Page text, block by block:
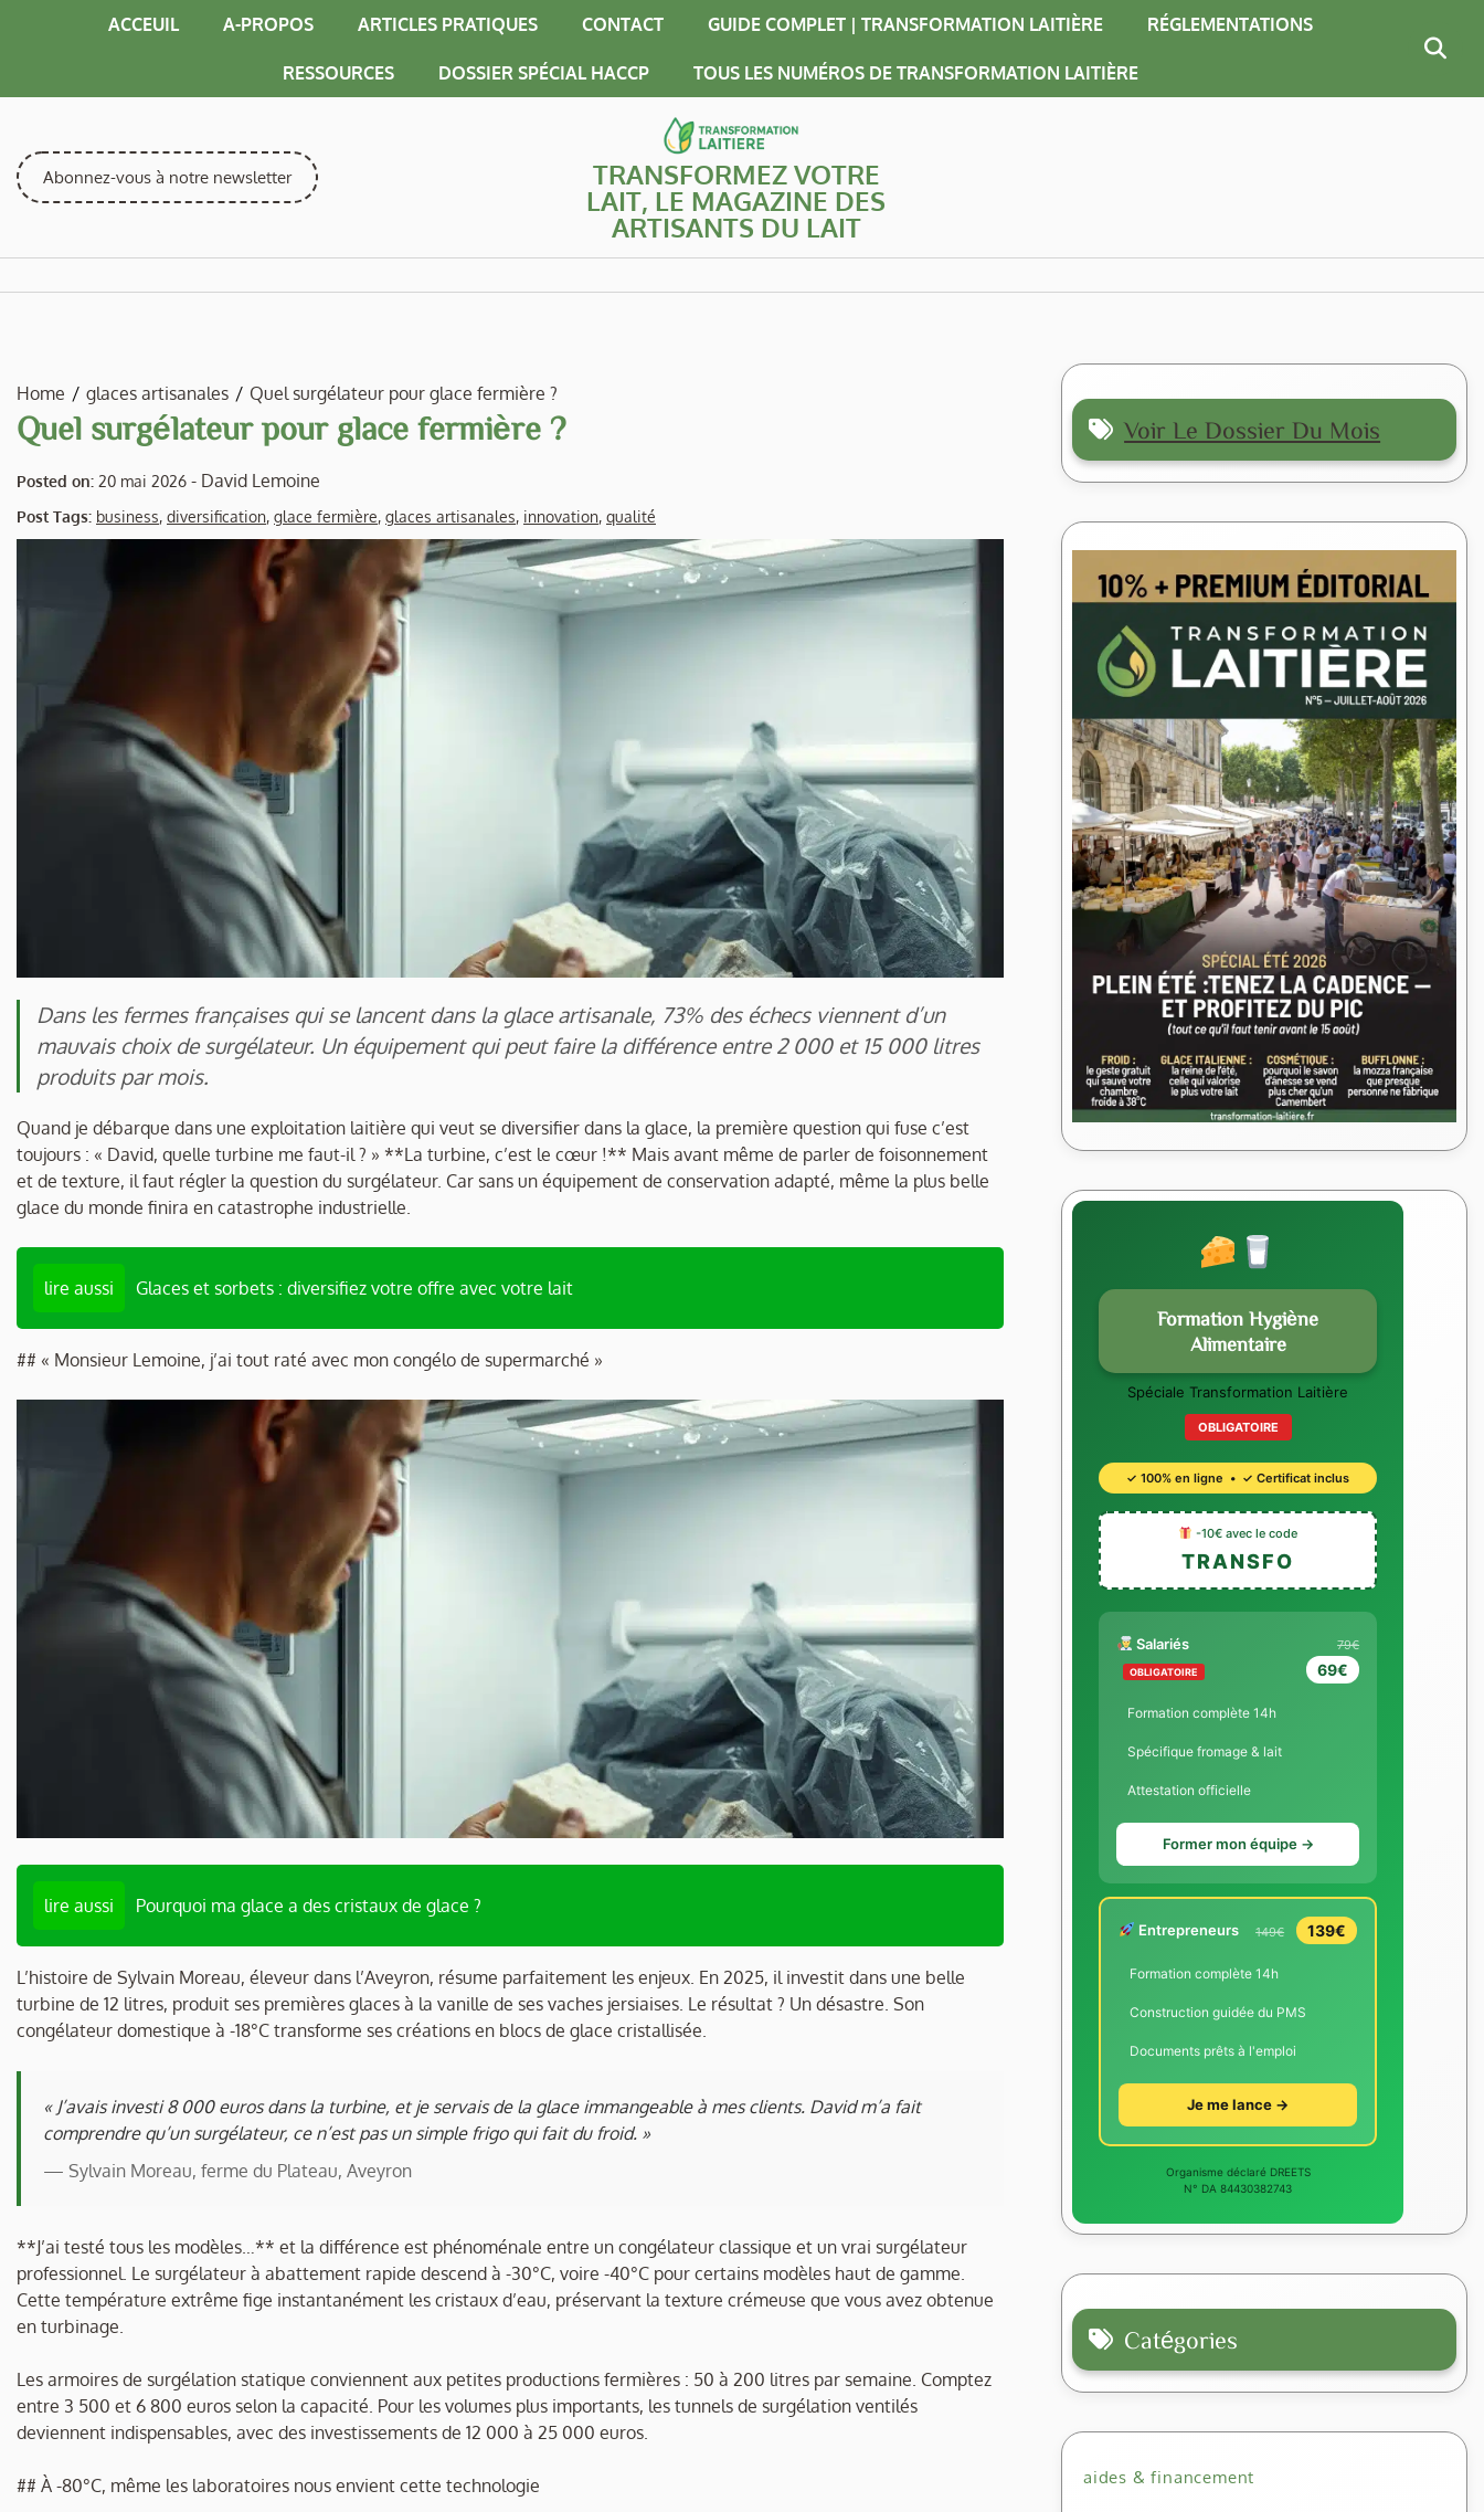
ACCEUIL A-PROPOS ARTICLES PRATIQUES CONTACT GUIDE COMPLET | TRANSFORMATION LAITIÈRE RÉGLEMENTATIONS
RESSOURCES DOSSIER SPÉCIAL HACCP TOUS LES NUMÉROS DE TRANSFORMATION LAITIÈRE
Abonnez-vous à notre newsletter TRANSFORMEZ VOTRE
LAIT, LE MAGAZINE DES
ARTISANTS DU LAIT
Home glaces artisanales Quel surgélateur pour glace fermière ?
Quel surgélateur pour glace fermière ?
Posted on: 20 mai 2026 - David Lemoine
Post Tags: business, diversification, glace fermière, glaces artisanales, innovation, qualité
Dans les fermes françaises qui se lancent dans la glace artisanale, 73% des échecs viennent d’un
mauvais choix de surgélateur. Un équipement qui peut faire la différence entre 2 000 et 15 000 litres
produits par mois.
Quand je débarque dans une exploitation laitière qui veut se diversifier dans la glace, la première question qui fuse c’est
toujours : « David, quelle turbine me faut-il ? » **La turbine, c’est le cœur !** Mais avant même de parler de foisonnement
et de texture, il faut régler la question du surgélateur. Car sans un équipement de conservation adapté, même la plus belle
glace du monde finira en catastrophe industrielle.
lire aussi Glaces et sorbets : diversifiez votre offre avec votre lait
## « Monsieur Lemoine, j’ai tout raté avec mon congélo de supermarché »
lire aussi Pourquoi ma glace a des cristaux de glace ?
L’histoire de Sylvain Moreau, éleveur dans l’Aveyron, résume parfaitement les enjeux. En 2025, il investit dans une belle
turbine de 12 litres, produit ses premières glaces à la vanille de ses vaches jersiaises. Le résultat ? Un désastre. Son
congélateur domestique à -18°C transforme ses créations en blocs de glace cristallisée.
« J’avais investi 8 000 euros dans la turbine, et je servais de la glace immangeable à mes clients. David m’a fait
comprendre qu’un surgélateur, ce n’est pas un simple frigo qui fait du froid. »
— Sylvain Moreau, ferme du Plateau, Aveyron
**J’ai testé tous les modèles…** et la différence est phénoménale entre un congélateur classique et un vrai surgélateur
professionnel. Le surgélateur à abattement rapide descend à -30°C, voire -40°C pour certains modèles haut de gamme.
Cette température extrême fige instantanément les cristaux d’eau, préservant la texture crémeuse que vous avez obtenue
en turbinage.
Les armoires de surgélation statique conviennent aux petites productions fermières : 50 à 200 litres par semaine. Comptez
entre 3 500 et 6 800 euros selon la capacité. Pour les volumes plus importants, les tunnels de surgélation ventilés
deviennent indispensables, avec des investissements de 12 000 à 25 000 euros.
## À -80°C, même les laboratoires nous envient cette technologie
Voir Le Dossier Du Mois
Formation Hygiène
Alimentaire
Spéciale Transformation Laitière
OBLIGATOIRE
✓ 100% en ligne • ✓ Certificat inclus
-10€ avec le code
TRANSFO
Salariés
OBLIGATOIRE
79€
69€
Formation complète 14h
Spécifique fromage & lait
Attestation officielle
Former mon équipe →
Entrepreneurs 149€ 139€
Formation complète 14h
Construction guidée du PMS
Documents prêts à l'emploi
Je me lance →
Organisme déclaré DREETS
N° DA 84430382743
Catégories
aides & financement